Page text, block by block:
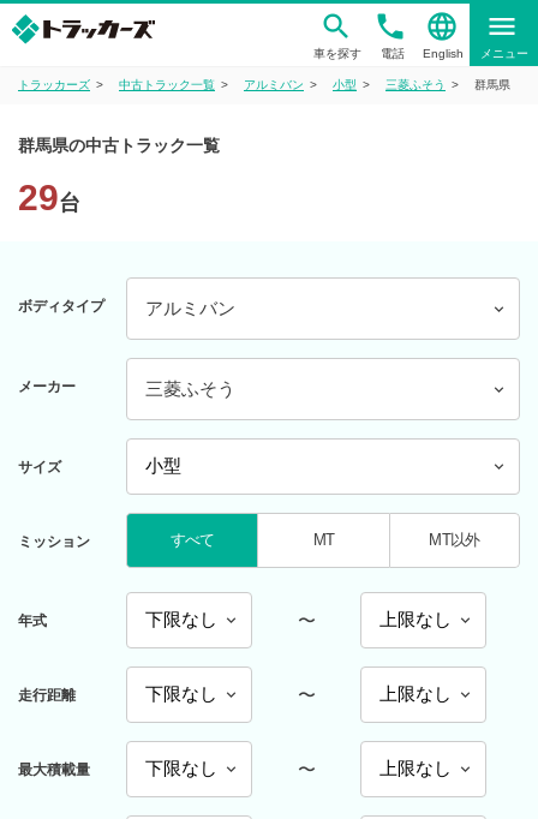
車を探す
phone
電話
language
English
menu
メニュー
トラッカーズ 中古トラック一覧 アルミバン 小型 三菱ふそう 群馬県
群馬県の中古トラック一覧
29台
ボディタイプ アルミバン
メーカー 三菱ふそう
サイズ
ミッション すべて MT MT以外
年式 〜
走行距離 〜
最大積載量 〜